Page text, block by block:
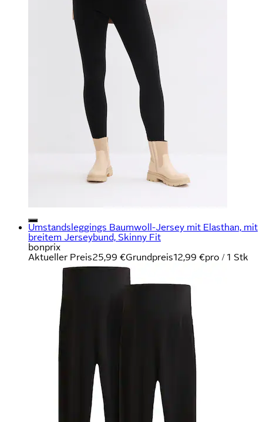
Umstandsleggings Baumwoll-Jersey mit Elasthan, mit
breitem Jerseybund, Skinny Fit
bonprix
Aktueller Preis25,99 €Grundpreis12,99 €pro / 1 Stk